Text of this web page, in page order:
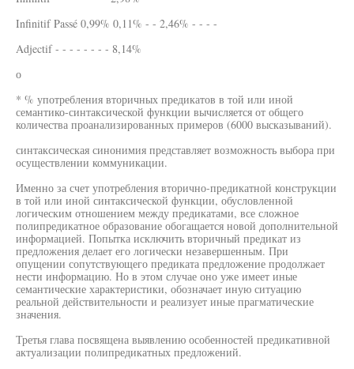
Infinitif Passé 0,99% 0,11% - - 2,46% - - - -
Adjectif - - - - - - - - 8,14%
о
* % употребления вторичных предикатов в той или иной
семантико-синтаксической функции вычисляется от общего
количества проанализированных примеров (6000 высказываний).
синтаксическая синонимия представляет возможность выбора при
осуществлении коммуникации.
Именно за счет употребления вторично-предикатной конструкции
в той или иной синтаксической функции, обусловленной
логическим отношением между предикатами, все сложное
полипредикатное образование обогащается новой дополнительной
информацией. Попытка исключить вторичный предикат из
предложения делает его логически незавершенным. При
опущении сопутствующего предиката предложение продолжает
нести информацию. Но в этом случае оно уже имеет иные
семантические характеристики, обозначает иную ситуацию
реальной действительности и реализует иные прагматические
значения.
Третья глава посвящена выявлению особенностей предикативной
актуализации полипредикатных предложений.